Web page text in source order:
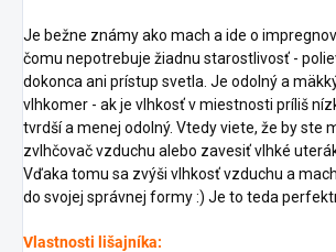
Je bežne známy ako mach a ide o
čomu nepotrebuje žiadnu starostlivosť -
dokonca ani prístup svetla. Je odolný a
vlhkomer - ak je vlhkosť v miestnosti príliš
tvrdší a menej odolný. Vtedy viete, že by ste
zvlhčovač vzduchu alebo zavesiť vlhké
Vďaka tomu sa zvýši vlhkosť vzduchu a
do svojej správnej formy :) Je to teda
Vlastnosti lišajníka: